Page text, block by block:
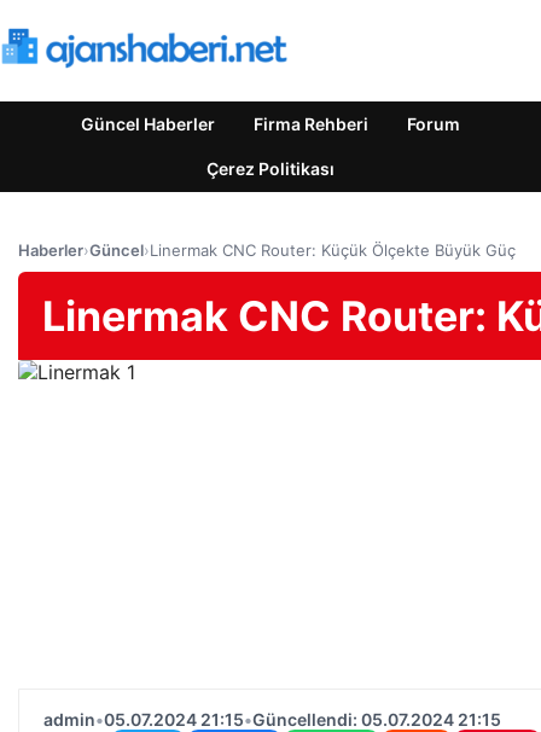
Güncel Haberler Firma Rehberi Forum
Çerez Politikası
Haberler›Güncel›Linermak CNC Router: Küçük Ölçekte Büyük Güç
Linermak CNC Router:
admin•05.07.2024 21:15•Güncellendi: 05.07.2024 21:15